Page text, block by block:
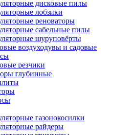
дисковые пилы
лобзики
реноваторы
сабельные пилы
шуруповёрты
воздуходувы и садовые
резчики
глубинные
газонокосилки
райдеры